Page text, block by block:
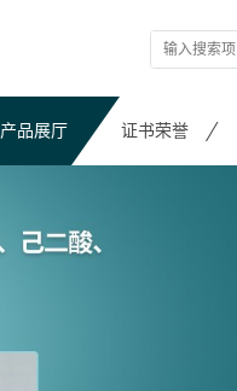
产品展厅 证书荣誉